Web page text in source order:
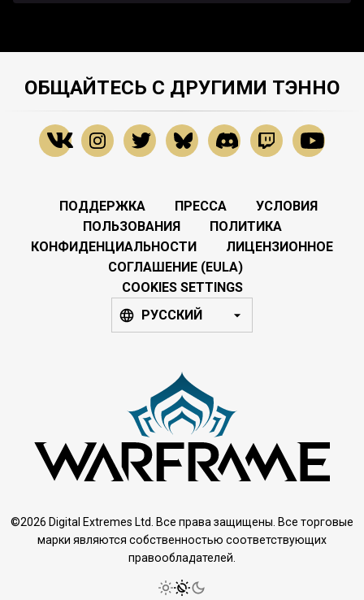
ОБЩАЙТЕСЬ С ДРУГИМИ ТЭННО
ПОДДЕРЖКА ПРЕССА
УСЛОВИЯ
ПОЛЬЗОВАНИЯ
ПОЛИТИКА
КОНФИДЕНЦИАЛЬНОСТИ
ЛИЦЕНЗИОННОЕ
СОГЛАШЕНИЕ (EULA)
COOKIES SETTINGS
РУССКИЙ
©2026 Digital Extremes Ltd. Все права защищены. Все торговые
марки являются собственностью соответствующих
правообладателей.